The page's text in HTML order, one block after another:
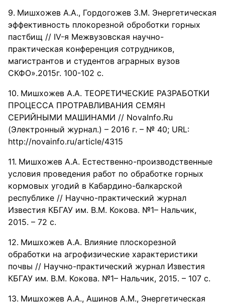
Мишхожев А.А., Гордогожев З.М. Энергетическая
эффективность плокорезной оброботки горных
пастбищ // IV-я Межвузовская научно-
практическая конференция сотрудников,
магистрантов и студентов аграрных вузов
СКФО».2015г. 100-102 с.
Мишхожев А.А. ТЕОРЕТИЧЕСКИЕ РАЗРАБОТКИ
ПРОЦЕССА ПРОТРАВЛИВАНИЯ СЕМЯН
СЕРИЙНЫМИ МАШИНАМИ // NovaInfo.Ru
(Электронный журнал.) – 2016 г. – № 40; URL:
http://novainfo.ru/article/4315
Мишхожев А.А. Естественно-производственные
условия проведения работ по обработке горных
кормовых угодий в Кабардино-балкарской
республике // Научно-практический журнал
Известия КБГАУ им. В.М. Кокова. №1– Нальчик,
2015. – 72 с.
Мишхожев А.А. Влияние плоскорезной
обработки на агрофизические характеристики
почвы // Научно-практический журнал Известия
КБГАУ им. В.М. Кокова. №1– Нальчик, 2015. – 107 с.
Мишхожев А.А., Ашинов А.М., Энергетическая